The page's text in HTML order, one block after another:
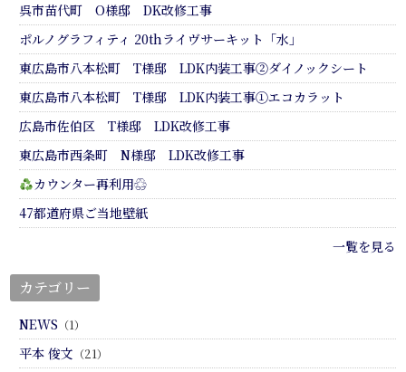
呉市苗代町 O様邸 DK改修工事
ポルノグラフィティ 20thライヴサーキット「水」
東広島市八本松町 T様邸 LDK内装工事②ダイノックシート
東広島市八本松町 T様邸 LDK内装工事①エコカラット
広島市佐伯区 T様邸 LDK改修工事
東広島市西条町 N様邸 LDK改修工事
カウンター再利用♲
47都道府県ご当地壁紙
一覧を見る
カテゴリー
NEWS （1）
平本 俊文 （21）